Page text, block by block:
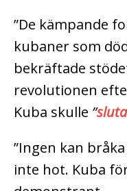
”De kämpande
kubaner som
bekräftade
revolutionen
Kuba skulle ”
”Ingen kan
inte hot. Kuba